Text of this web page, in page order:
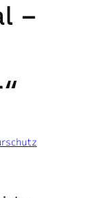
–